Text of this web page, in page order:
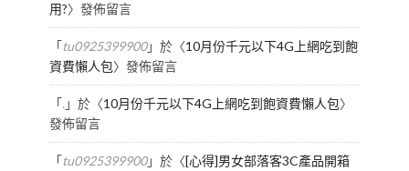
用?〉發佈留言
「tu0925399900」於〈10月份千元以下4G上網吃到飽
資費懶人包〉發佈留言
「.」於〈10月份千元以下4G上網吃到飽資費懶人包〉
發佈留言
「tu0925399900」於〈[心得]男女部落客3C產品開箱